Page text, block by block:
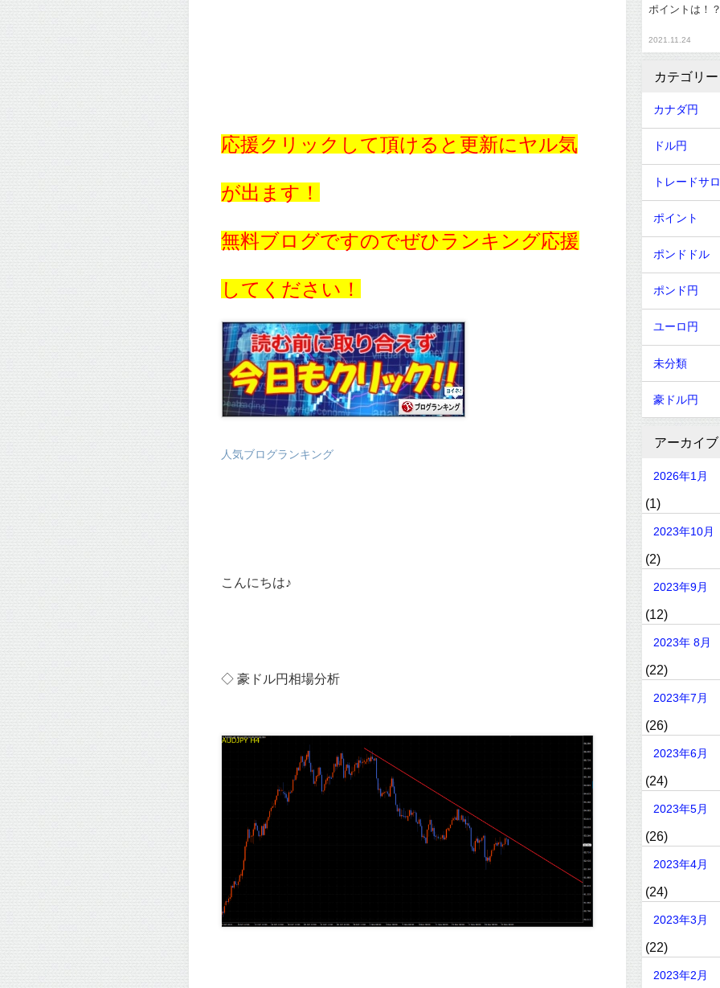
応援クリックして頂けると更新にヤル気
が出ます！
無料ブログですのでぜひランキング応援
してください！
人気ブログランキング
こんにちは♪
◇ 豪ドル円相場分析
ポイントは！
2021.11.24
カテゴリー
カナダ円
ドル円
トレードサ
ポイント
ポンドドル
ポンド円
ユーロ円
未分類
豪ドル円
アーカイブ
2026年1月
(1)
2023年10月
(2)
2023年9月
(12)
2023年 8月
(22)
2023年7月
(26)
2023年6月
(24)
2023年5月
(26)
2023年4月
(24)
2023年3月
(22)
2023年2月